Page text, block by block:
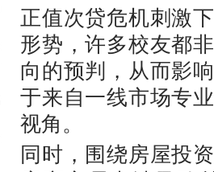
正值次贷危机刺激
形势，许多校友都
向的预判，从而影
于来自一线市场专
视角。
同时，围绕房屋投